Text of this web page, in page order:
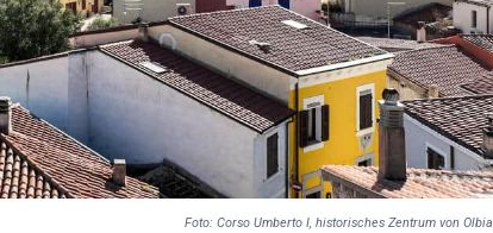
Foto: Corso Umberto I, historisches Zentrum von Olbia